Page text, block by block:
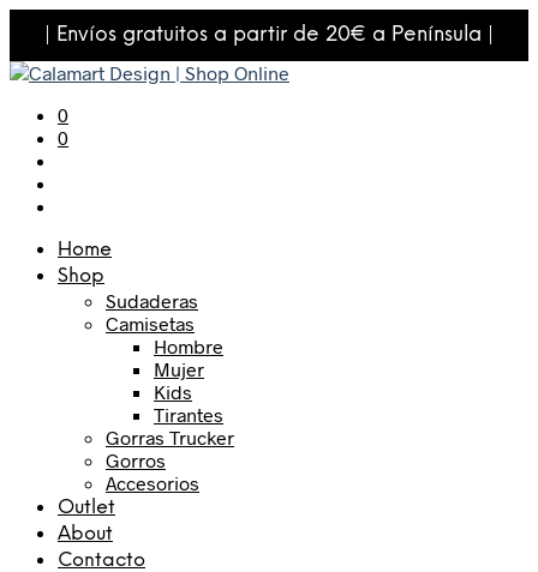
| Envíos gratuitos a partir de 20€ a Península |
0
0
Home
Shop
Sudaderas
Camisetas
Hombre
Mujer
Kids
Tirantes
Gorras Trucker
Gorros
Accesorios
Outlet
About
Contacto